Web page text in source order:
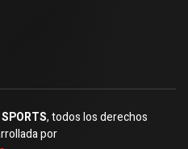
, todos los derechos
por